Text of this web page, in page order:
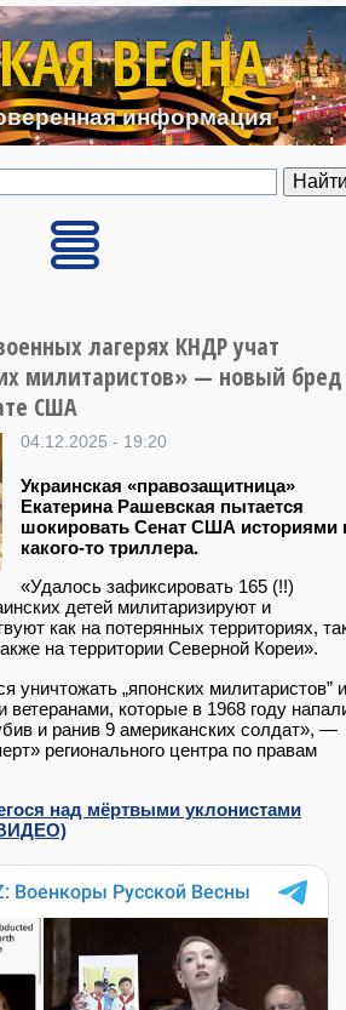
Перейти к основному
ВЕСНА
информация
лагерях КНДР учат
милитаристов» — новый бред
США
04.12.2025 - 19:20
Украинская «правозащитница»
Екатерина Рашевская пытается
шокировать Сенат США историями
какого-то триллера.
«Удалось зафиксировать 165 (!!)
детей милитаризируют и
как на потерянных территориях,
на территории Северной Кореи».
уничтожать „японских милитаристов” и
ветеранами, которые в 1968 году
и ранив 9 американских солдат», —
регионального центра по правам
над мёртвыми уклонистами